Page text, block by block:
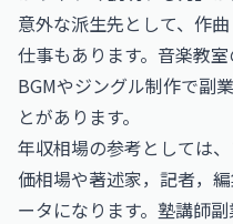
意外な派生先として、 作
仕事もあります。音楽教
BGMやジングル制作で副
とがあります。
年収相場の参考としては、
価相場や著述家，記者，
ータになります。塾講師